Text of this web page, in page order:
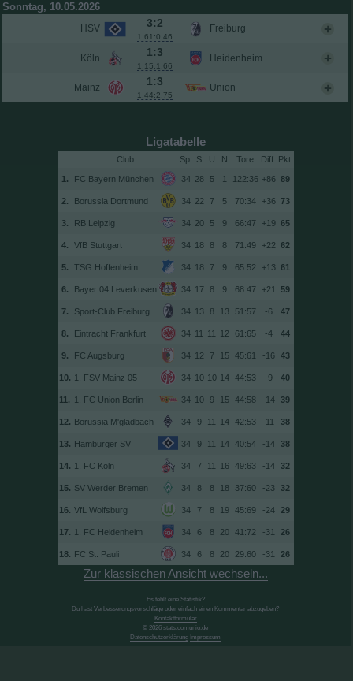
Sonntag, 10.05.2026
HSV 3:2
1,61:0,46
Freiburg
Köln 1:3
1,15:1,66
Heidenheim
Mainz 1:3
1,44:2,75
Union
Ligatabelle
Club Sp. S U N Tore Diff.
1. FC Bayern München 34 28 5 1 122:36 +86 89
2. Borussia Dortmund 34 22 7 5 70:34 +36 73
3. RB Leipzig 34 20 5 9 66:47 +19 65
4. VfB Stuttgart 34 18 8 8 71:49 +22 62
5. TSG Hoffenheim 34 18 7 9 65:52 +13 61
6. Bayer 04 Leverkusen 34 17 8 9 68:47 +21 59
7. Sport-Club Freiburg 34 13 8 13 51:57 -6 47
8. Eintracht Frankfurt 34 11 11 12 61:65 -4 44
9. FC Augsburg 34 12 7 15 45:61 -16 43
10. 1. FSV Mainz 05 34 10 10 14 44:53 -9 40
11. 1. FC Union Berlin 34 10 9 15 44:58 -14 39
12. Borussia M'gladbach 34 9 11 14 42:53 -11 38
13. Hamburger SV 34 9 11 14 40:54 -14 38
14. 1. FC Köln 34 7 11 16 49:63 -14 32
15. SV Werder Bremen 34 8 8 18 37:60 -23 32
16. VfL Wolfsburg 34 7 8 19 45:69 -24 29
17. 1. FC Heidenheim 34 6 8 20 41:72 -31 26
18. FC St. Pauli 34 6 8 20 29:60 -31 26
Zur klassischen Ansicht wechseln...
Es fehlt eine Statistik?
Du hast Verbesserungsvorschläge oder einfach einen Kommentar abzugeben?
Kontaktformular
© 2026 stats.comunio.de
Datenschutzerklärung Impressum